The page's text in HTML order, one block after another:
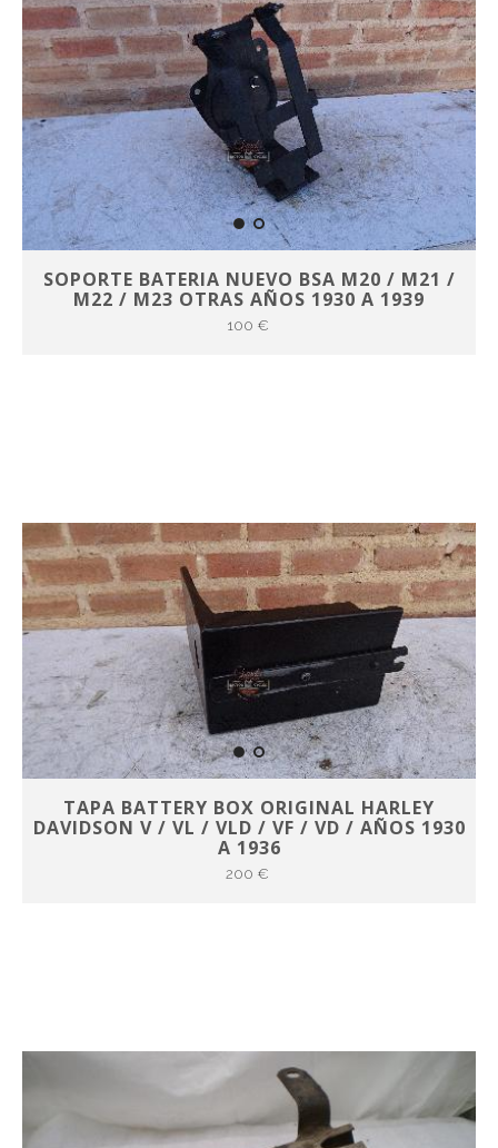
SOPORTE BATERIA NUEVO BSA M20 / M21 /
M22 / M23 OTRAS AÑOS 1930 A 1939
100 €
TAPA BATTERY BOX ORIGINAL HARLEY
DAVIDSON V / VL / VLD / VF / VD / AÑOS 1930
A 1936
200 €